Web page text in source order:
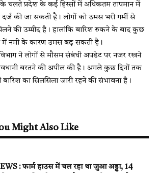
के चलते प्रदेश के कई हिस्सों में अधिकतम तापमान में
दर्ज की जा सकती है। लोगों को उमस भरी गर्मी से
की उम्मीद है। हालांकि बारिश रुकने के बाद कुछ
में नमी के कारण उमस बढ़ सकती है।
ने लोगों से मौसम संबंधी अपडेट पर नजर रखने
बरतने की अपील की है। अगले कुछ दिनों तक
बारिश का सिलसिला जारी रहने की संभावना है।
Might Also Like
: फार्म हाउस में चल रहा था जुआ अड्डा, 14